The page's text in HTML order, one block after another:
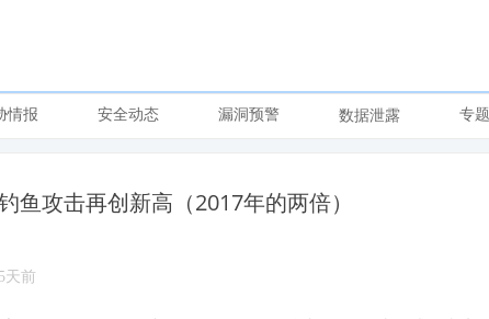
情报 安全动态 漏洞预警 数据泄露 专
鱼攻击再创新高（2017年的两倍）
天前